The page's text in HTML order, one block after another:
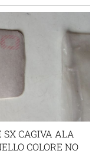
SX CAGIVA ALA
COLORE NO